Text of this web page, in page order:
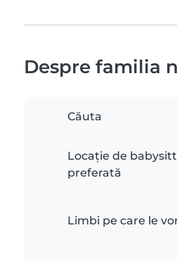
Despre familia
Căuta
Locație de
preferată
Limbi pe care le